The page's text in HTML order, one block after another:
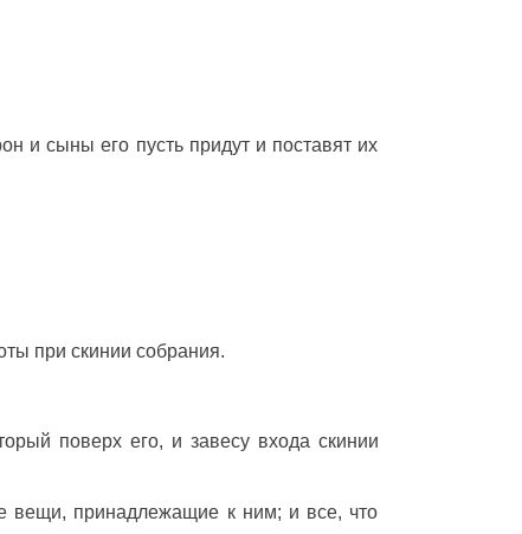
исыны его пусть придути поставят их
при скинии собрания.
поверх его, и завесу входа скинии
вещи, принадлежащие к ним; и все, что